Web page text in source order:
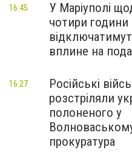
У Маріуполі
чотири години
вплине на
16:45
Російські
розстріляли
полоненого у
прокуратура
16:27